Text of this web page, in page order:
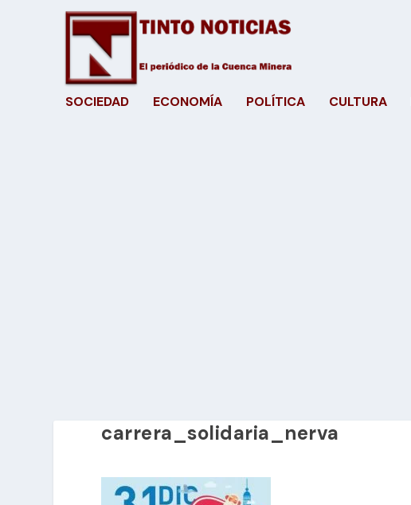
SOCIEDAD ECONOMÍA POLÍTICA CULTURA
carrera_solidaria_nerva